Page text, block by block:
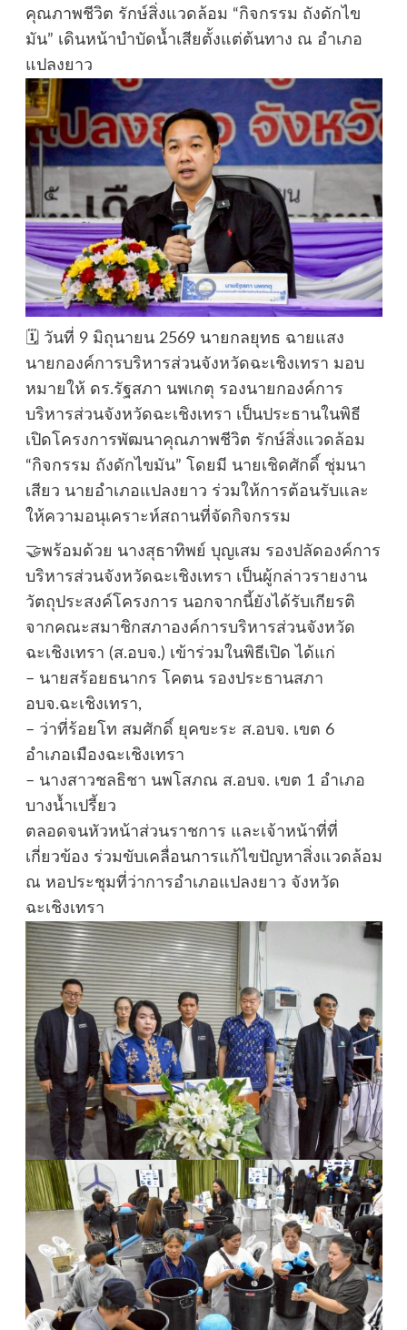
คุณภาพชีวิต รักษ์สิ่งแวดล้อม “กิจกรรม ถังดักไข
มัน” เดินหน้าบำบัดน้ำเสียตั้งแต่ต้นทาง ณ อำเภอ
แปลงยาว
🗓️ วันที่ 9 มิถุนายน 2569 นายกลยุทธ ฉายแสง
นายกองค์การบริหารส่วนจังหวัดฉะเชิงเทรา มอบ
หมายให้ ดร.รัฐสภา นพเกตุ รองนายกองค์การ
บริหารส่วนจังหวัดฉะเชิงเทรา เป็นประธานในพิธี
เปิดโครงการพัฒนาคุณภาพชีวิต รักษ์สิ่งแวดล้อม
“กิจกรรม ถังดักไขมัน” โดยมี นายเชิดศักดิ์ ชุ่มนา
เสียว นายอำเภอแปลงยาว ร่วมให้การต้อนรับและ
ให้ความอนุเคราะห์สถานที่จัดกิจกรรม
🤝พร้อมด้วย นางสุธาทิพย์ บุญเสม รองปลัดองค์การ
บริหารส่วนจังหวัดฉะเชิงเทรา เป็นผู้กล่าวรายงาน
วัตถุประสงค์โครงการ นอกจากนี้ยังได้รับเกียรติ
จากคณะสมาชิกสภาองค์การบริหารส่วนจังหวัด
ฉะเชิงเทรา (ส.อบจ.) เข้าร่วมในพิธีเปิด ได้แก่
– นายสร้อยธนากร โคตน รองประธานสภา
อบจ.ฉะเชิงเทรา,
– ว่าที่ร้อยโท สมศักดิ์ ยุคขะระ ส.อบจ. เขต 6
อำเภอเมืองฉะเชิงเทรา
– นางสาวชลธิชา นพโสภณ ส.อบจ. เขต 1 อำเภอ
บางน้ำเปรี้ยว
ตลอดจนหัวหน้าส่วนราชการ และเจ้าหน้าที่ที่
เกี่ยวข้อง ร่วมขับเคลื่อนการแก้ไขปัญหาสิ่งแวดล้อม
ณ หอประชุมที่ว่าการอำเภอแปลงยาว จังหวัด
ฉะเชิงเทรา